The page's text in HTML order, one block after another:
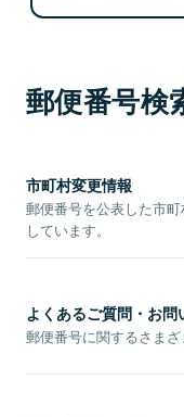
郵便番号検
市町村変更情報
郵便番号を公表した市
しています。
よくあるご質問・お問
郵便番号に関するさまざ